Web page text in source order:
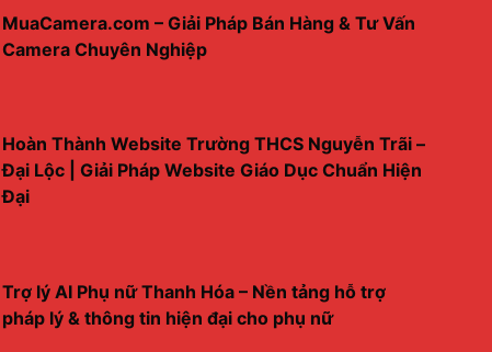
MuaCamera.com – Giải Pháp Bán Hàng & Tư Vấn
Camera Chuyên Nghiệp
Hoàn Thành Website Trường THCS Nguyễn Trãi –
Đại Lộc | Giải Pháp Website Giáo Dục Chuẩn Hiện
Đại
Trợ lý AI Phụ nữ Thanh Hóa – Nền tảng hỗ trợ
pháp lý & thông tin hiện đại cho phụ nữ